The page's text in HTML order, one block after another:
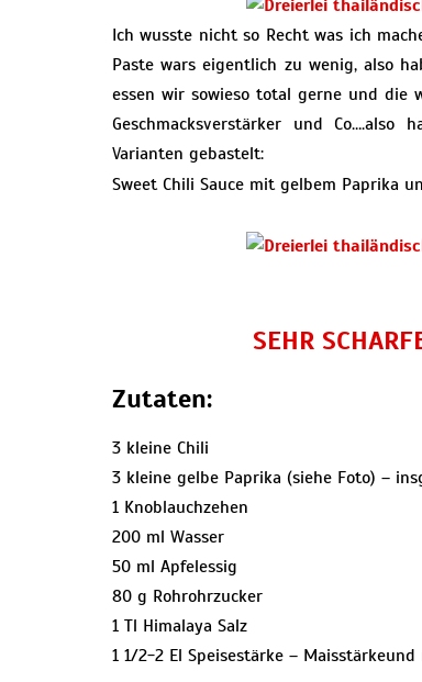
Ich wusste nicht so Recht was ich
Paste wars eigentlich zu wenig, also
essen wir sowieso total gerne und die
Geschmacksverstärker und
Varianten gebastelt:
Sweet Chili Sauce mit gelbem Paprika
SEHR
Zutaten:
3 kleine Chili
3 kleine gelbe Paprika (siehe Foto) –
1 Knoblauchzehen
200 ml Wasser
50 ml Apfelessig
80 g Rohrohrzucker
1 Tl Himalaya Salz
1 1/2-2 El Speisestärke –